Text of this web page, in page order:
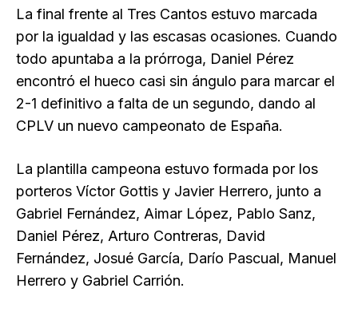
La final frente al Tres Cantos estuvo marcada
por la igualdad y las escasas ocasiones. Cuando
todo apuntaba a la prórroga, Daniel Pérez
encontró el hueco casi sin ángulo para marcar el
2-1 definitivo a falta de un segundo, dando al
CPLV un nuevo campeonato de España.
La plantilla campeona estuvo formada por los
porteros Víctor Gottis y Javier Herrero, junto a
Gabriel Fernández, Aimar López, Pablo Sanz,
Daniel Pérez, Arturo Contreras, David
Fernández, Josué García, Darío Pascual, Manuel
Herrero y Gabriel Carrión.